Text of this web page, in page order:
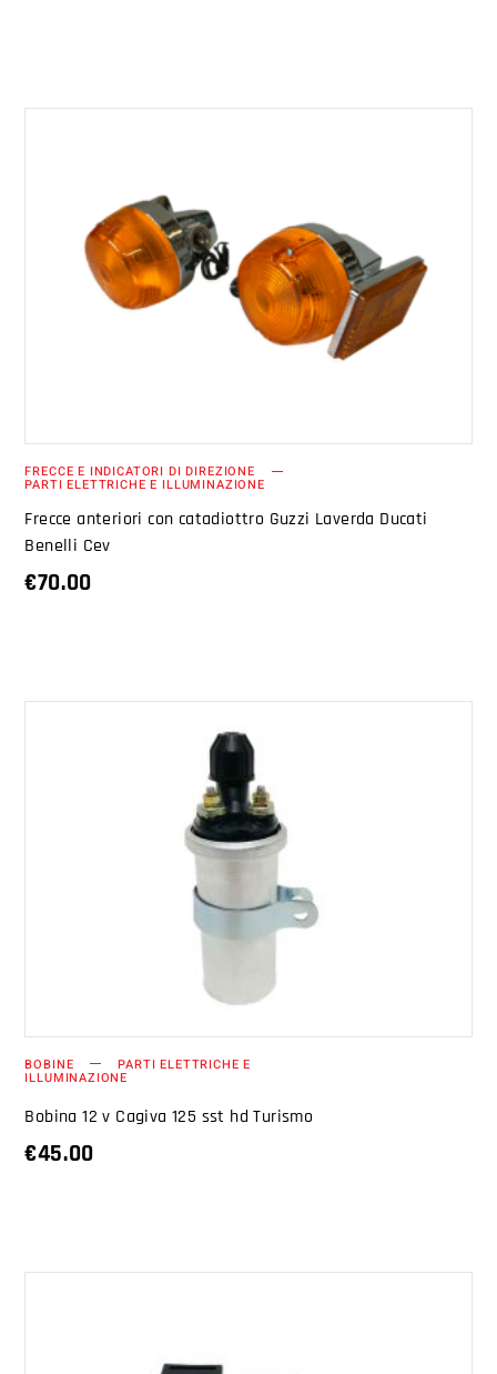
AGGIUNGI AL CARRELLO
FRECCE E INDICATORI DI DIREZIONE
PARTI ELETTRICHE E ILLUMINAZIONE
Frecce anteriori con catadiottro Guzzi Laverda Ducati
Benelli Cev
€70.00
BOBINE PARTI ELETTRICHE E
ILLUMINAZIONE
Bobina 12 v Cagiva 125 sst hd Turismo
€45.00